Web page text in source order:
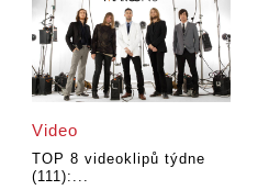
Video
TOP 8 videoklipů týdne
(111):...